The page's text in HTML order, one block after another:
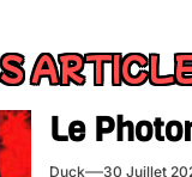
Le
Duck 30 Juillet